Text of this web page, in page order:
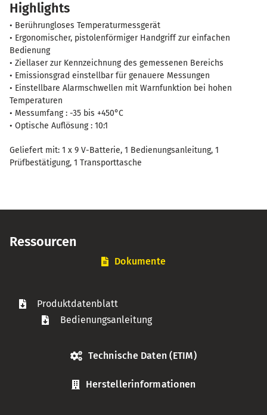
Highlights
• Berührungloses Temperaturmessgerät
• Ergonomischer, pistolenförmiger Handgriff zur einfachen
Bedienung
• Ziellaser zur Kennzeichnung des gemessenen Bereichs
• Emissionsgrad einstellbar für genauere Messungen
• Einstellbare Alarmschwellen mit Warnfunktion bei hohen
Temperaturen
• Messumfang : -35 bis +450°C
• Optische Auflösung : 10:1
Geliefert mit: 1 x 9 V-Batterie, 1 Bedienungsanleitung, 1
Prüfbestätigung, 1 Transporttasche
Ressourcen
Dokumente
Produktdatenblatt
Bedienungsanleitung
Technische Daten (ETIM)
Herstellerinformationen